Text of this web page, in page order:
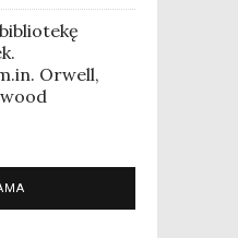
Orwell,